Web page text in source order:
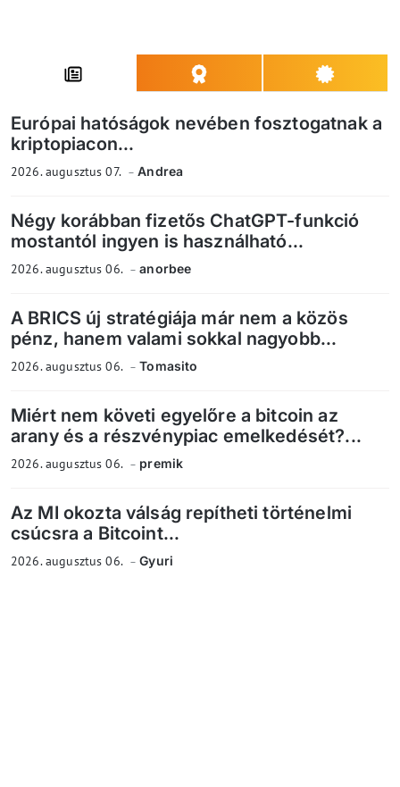
Európai hatóságok nevében fosztogatnak a
kriptopiacon...
2026. augusztus 07. Andrea
Négy korábban fizetős ChatGPT-funkció
mostantól ingyen is használható...
2026. augusztus 06. anorbee
A BRICS új stratégiája már nem a közös
pénz, hanem valami sokkal nagyobb...
2026. augusztus 06. Tomasito
Miért nem követi egyelőre a bitcoin az
arany és a részvénypiac emelkedését?...
2026. augusztus 06. premik
Az MI okozta válság repítheti történelmi
csúcsra a Bitcoint...
2026. augusztus 06. Gyuri